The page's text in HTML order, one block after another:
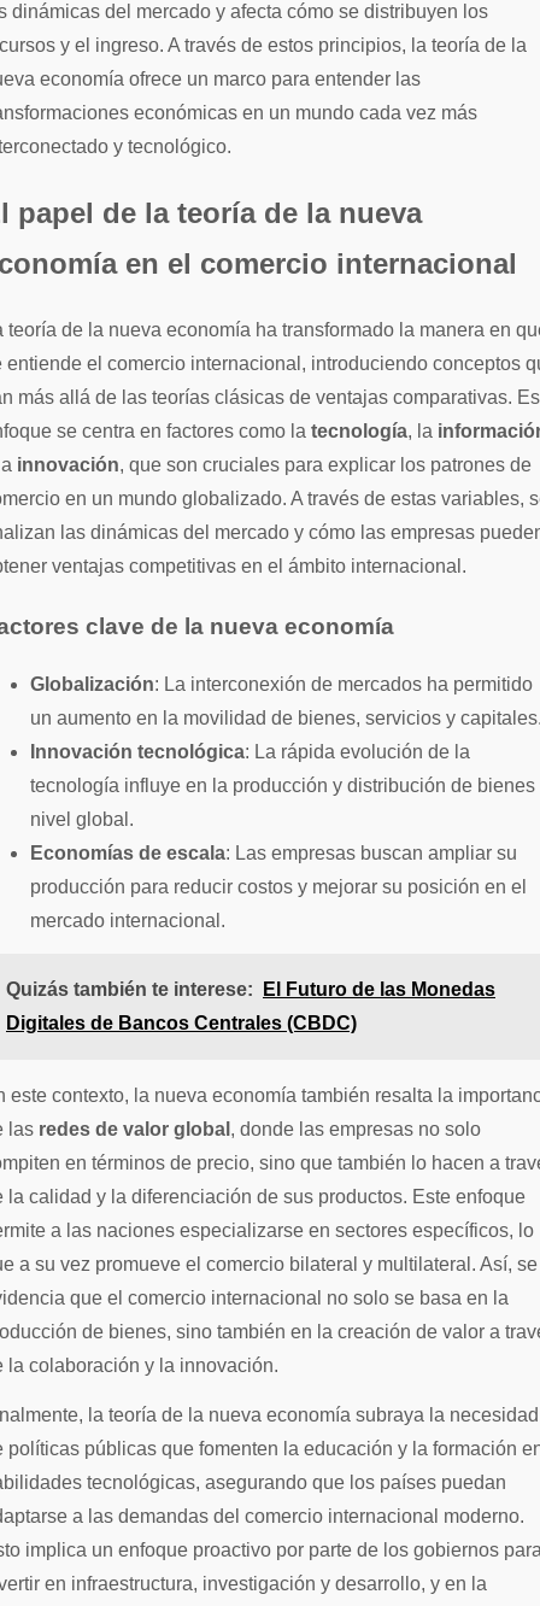
dinámicas del mercado y afecta cómo se distribuyen los
y el ingreso. A través de estos principios, la teoría de la
economía ofrece un marco para entender las
económicas en un mundo cada vez más
y tecnológico.
papel de la teoría de la nueva
en el comercio internacional
teoría de la nueva economía ha transformado la manera en
entiende el comercio internacional, introduciendo conceptos
más allá de las teorías clásicas de ventajas comparativas.
se centra en factores como la tecnología, la
innovación, que son cruciales para explicar los patrones de
en un mundo globalizado. A través de estas variables,
las dinámicas del mercado y cómo las empresas
ventajas competitivas en el ámbito internacional.
clave de la nueva economía
Globalización: La interconexión de mercados ha permitido
un aumento en la movilidad de bienes, servicios y
Innovación tecnológica: La rápida evolución de la
tecnología influye en la producción y distribución de bienes
nivel global.
Economías de escala: Las empresas buscan ampliar su
producción para reducir costos y mejorar su posición en el
mercado internacional.
Quizás también te interese:
El Futuro de las Monedas
Digitales de Bancos Centrales (CBDC)
este contexto, la nueva economía también resalta la
las redes de valor global , donde las empresas no solo
en términos de precio, sino que también lo hacen a
la calidad y la diferenciación de sus productos. Este enfoque
a las naciones especializarse en sectores específicos, lo
a su vez promueve el comercio bilateral y multilateral. Así, se
que el comercio internacional no solo se basa en la
de bienes, sino también en la creación de valor a
la colaboración y la innovación.
la teoría de la nueva economía subraya la necesidad
políticas públicas que fomenten la educación y la formación
tecnológicas, asegurando que los países puedan
a las demandas del comercio internacional moderno.
implica un enfoque proactivo por parte de los gobiernos
en infraestructura, investigación y desarrollo, y en la